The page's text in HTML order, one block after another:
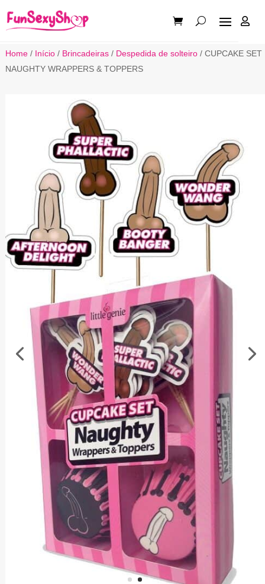

Home/ Início/ Brincadeiras/ Despedida de solteiro/ CUPCAKE SET
NAUGHTY WRAPPERS & TOPPERS